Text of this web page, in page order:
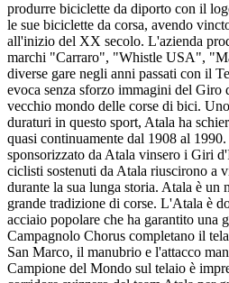
produrre biciclette da diporto con il
le sue biciclette da corsa, avendo
all'inizio del XX secolo. L'azienda
marchi "Carraro", "Whistle USA",
diverse gare negli anni passati con il
evoca senza sforzo immagini del Giro
vecchio mondo delle corse di bici.
duraturi in questo sport, Atala ha
quasi continuamente dal 1908 al
sponsorizzato da Atala vinsero i Giri
ciclisti sostenuti da Atala riuscirono a
durante la sua lunga storia. Atala è un
grande tradizione di corse. L'Atala è
acciaio popolare che ha garantito una
Campagnolo Chorus completano il
San Marco, il manubrio e l'attacco
Campione del Mondo sul telaio è